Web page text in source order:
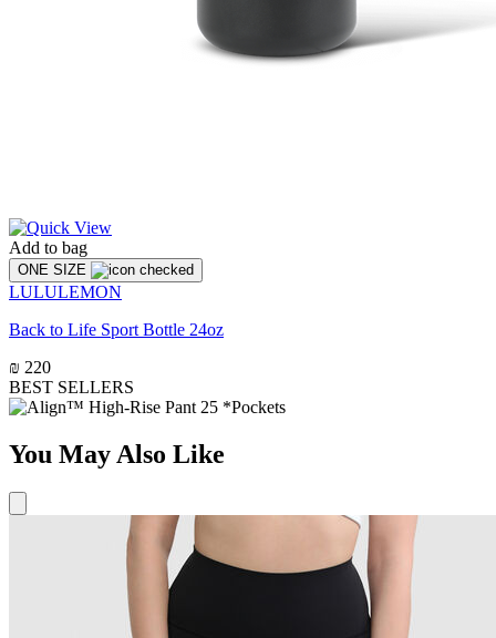
Add to bag
ONE SIZE
LULULEMON
Back to Life Sport Bottle 24oz
₪ 220
BEST SELLERS
You May Also Like